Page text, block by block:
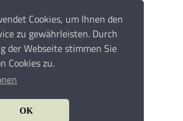
Cookies, um Ihnen den
zu gewährleisten. Durch
der Webseite stimmen Sie
Cookies zu.
OK